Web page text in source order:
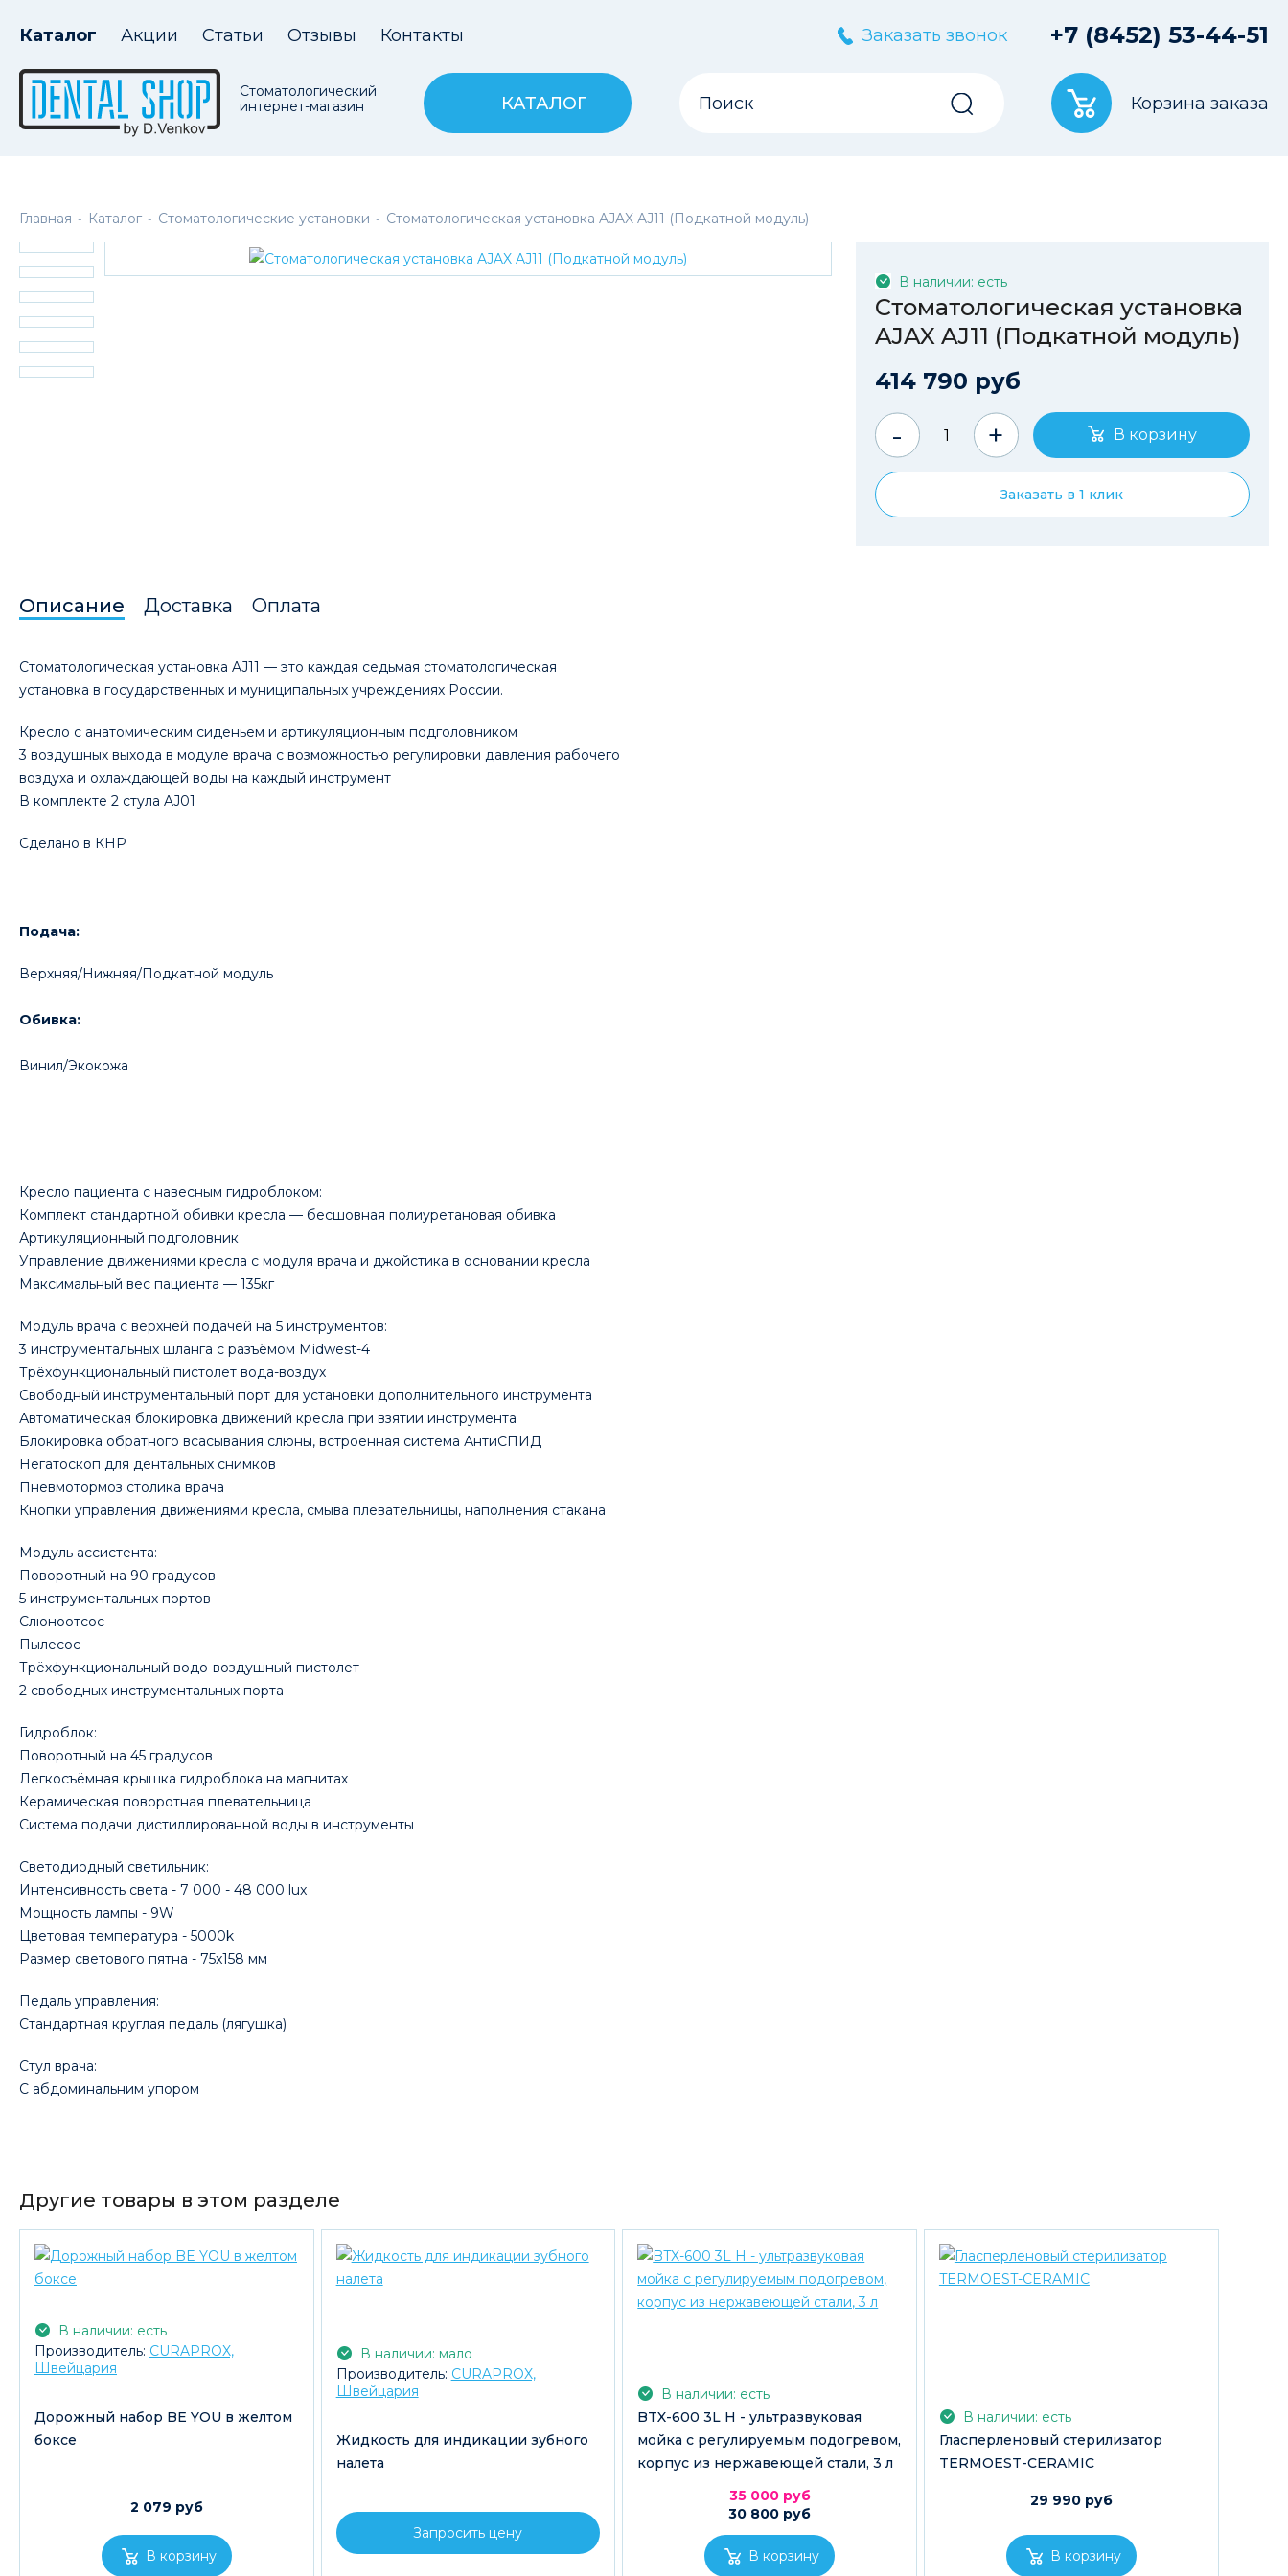
Главная - Каталог - Стоматологические установки - Стоматологическая установка AJAX AJ11 (Подкатной модуль)
В наличии на складе
В наличии: есть
Стоматологическая установка
AJAX AJ11 (Подкатной модуль)
414 790 руб
- +
Заказать в 1 клик
Описание Доставка Оплата
Стоматологическая установка AJ11 — это каждая седьмая стоматологическая
установка в государственных и муниципальных учреждениях России.
Кресло с анатомическим сиденьем и артикуляционным подголовником
3 воздушных выхода в модуле врача с возможностью регулировки давления рабочего
воздуха и охлаждающей воды на каждый инструмент
В комплекте 2 стула AJ01
Сделано в КНР
Подача:
Верхняя/Нижняя/Подкатной модуль
Обивка:
Винил/Экокожа
Кресло пациента с навесным гидроблоком:
Комплект стандартной обивки кресла — бесшовная полиуретановая обивка
Артикуляционный подголовник
Управление движениями кресла с модуля врача и джойстика в основании кресла
Максимальный вес пациента — 135кг
Модуль врача с верхней подачей на 5 инструментов:
3 инструментальных шланга с разъёмом Midwest-4
Трёхфункциональный пистолет вода-воздух
Свободный инструментальный порт для установки дополнительного инструмента
Автоматическая блокировка движений кресла при взятии инструмента
Блокировка обратного всасывания слюны, встроенная система АнтиСПИД
Негатоскоп для дентальных снимков
Пневмотормоз столика врача
Кнопки управления движениями кресла, смыва плевательницы, наполнения стакана
Модуль ассистента:
Поворотный на 90 градусов
5 инструментальных портов
Слюноотсос
Пылесос
Трёхфункциональный водо-воздушный пистолет
2 свободных инструментальных порта
Гидроблок:
Поворотный на 45 градусов
Легкосъёмная крышка гидроблока на магнитах
Керамическая поворотная плевательница
Система подачи дистиллированной воды в инструменты
Светодиодный светильник:
Интенсивность света - 7 000 - 48 000 lux
Мощность лампы - 9W
Цветовая температура - 5000k
Размер светового пятна - 75x158 мм
Педаль управления:
Стандартная круглая педаль (лягушка)
Стул врача:
С абдоминальним упором
Другие товары в этом разделе
В наличии: есть
Производитель: CURAPROX,
Швейцария
Дорожный набор BE YOU в желтом
боксе
2 079 руб
В наличии: мало
Производитель: CURAPROX,
Швейцария
Жидкость для индикации зубного
налета
Запросить цену
В наличии: есть
BTX-600 3L H - ультразвуковая
мойка с регулируемым подогревом,
корпус из нержавеющей стали, 3 л
35 000 руб
30 800 руб
В наличии: есть
Гласперленовый стерилизатор
TERMOEST-CERAMIC
29 990 руб
Каталог Акции Статьи Отзывы Контакты Заказать звонок +7 (8452) 53-44-51
Стоматологический
интернет-магазин
КАТАЛОГ Корзина заказа